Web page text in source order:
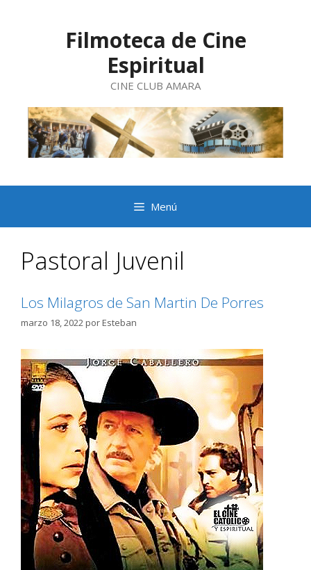
Filmoteca de Cine
Espiritual
CINE CLUB AMARA
Menú
Pastoral Juvenil
Los Milagros de San Martin De Porres
marzo 18, 2022porEsteban